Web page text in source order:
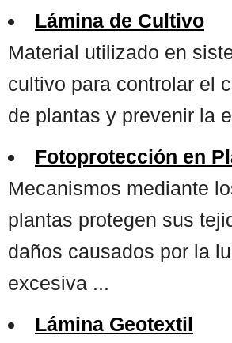
Lámina de Cultivo
Material utilizado en
cultivo para controlar el
de plantas y prevenir la
Fotoprotección en
Mecanismos mediante
plantas protegen sus
daños causados por la
excesiva ...
Lámina Geotextil